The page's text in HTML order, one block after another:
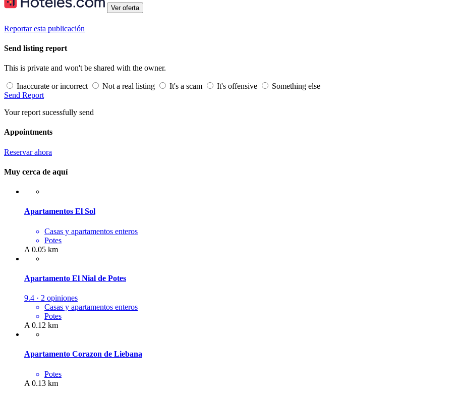
Ver oferta
Reportar esta publicación
Send listing report
This is private and won't be shared with the owner.
Inaccurate or incorrect Not a real listing It's a scam It's offensive
Something else
Send Report
Your report sucessfully send
Appointments
Reservar ahora
Muy cerca de aquí
Apartamentos El Sol
Casas y apartamentos enteros
Potes
A 0.05 km
Apartamento El Nial de Potes
9.4 · 2 opiniones
Casas y apartamentos enteros
Potes
A 0.12 km
Apartamento Corazon de Liebana
Potes
A 0.13 km